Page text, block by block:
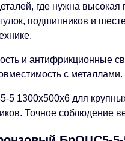
где нужна
подшипников и
и антифрикционные
с металлами.
1300х500х6 для
Точное соблюдение